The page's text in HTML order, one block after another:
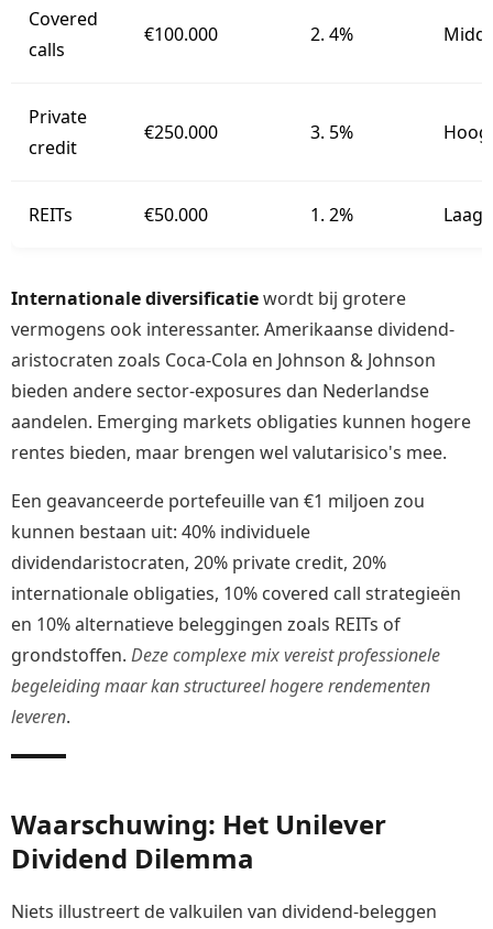
Covered
calls
€100.000 2. 4%
Private
credit
€250.000 3. 5% Hoog
REITs €50.000 1. 2% Laag
Internationale diversificatiewordt bij grotere
vermogens ook interessanter. Amerikaanse dividend-
aristocraten zoals Coca-Cola en Johnson & Johnson
bieden andere sector-exposures dan Nederlandse
aandelen. Emerging markets obligaties kunnen hogere
rentes bieden, maar brengen wel valutarisico's mee.
Een geavanceerde portefeuille van €1 miljoen zou
kunnen bestaan uit: 40% individuele
dividendaristocraten, 20% private credit, 20%
internationale obligaties, 10% covered call strategieën
en 10% alternatieve beleggingen zoals REITs of
grondstoffen. Deze complexe mix vereist professionele
begeleiding maar kan structureel hogere rendementen
leveren.
Waarschuwing: Het Unilever
Dividend Dilemma
Niets illustreert de valkuilen van dividend-beleggen